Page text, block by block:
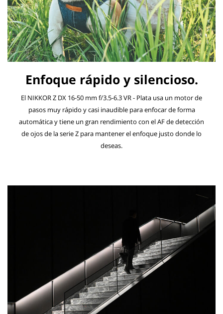
Enfoque rápido y silencioso.
El NIKKOR Z DX 16-50 mm f/3.5-6.3 VR - Plata usa un motor de
pasos muy rápido y casi inaudible para enfocar de forma
automática y tiene un gran rendimiento con el AF de detección
de ojos de la serie Z para mantener el enfoque justo donde lo
deseas.